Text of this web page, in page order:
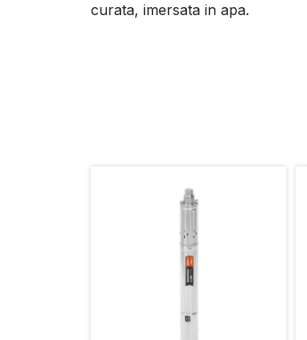
curata, imersata in apa.